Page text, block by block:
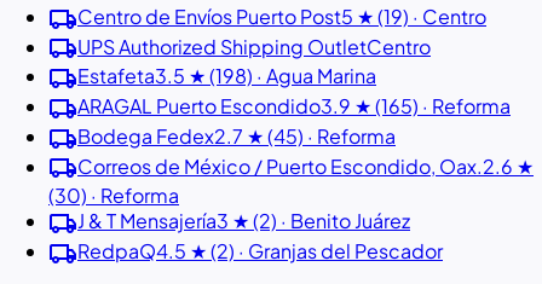
local_shippingCentro de Envíos Puerto Post5 ★ (19) · Centro
local_shippingUPS Authorized Shipping OutletCentro
local_shippingEstafeta3.5 ★ (198) · Agua Marina
local_shippingARAGAL Puerto Escondido3.9 ★ (165) · Reforma
local_shippingBodega Fedex2.7 ★ (45) · Reforma
local_shippingCorreos de México / Puerto Escondido, Oax.2.6 ★
(30) · Reforma
local_shippingJ & T Mensajería3 ★ (2) · Benito Juárez
local_shippingRedpaQ4.5 ★ (2) · Granjas del Pescador